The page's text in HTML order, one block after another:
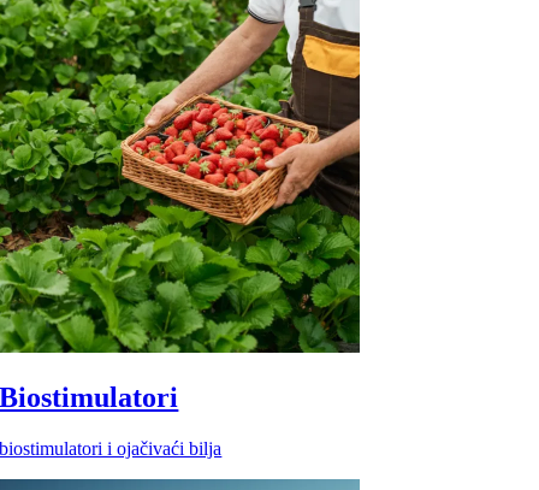
Biostimulatori
biostimulatori i ojačivaći bilja